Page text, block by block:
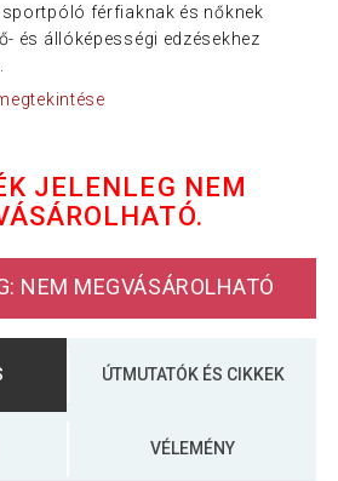
férfiaknak és nőknek
és állóképességi edzésekhez
JELENLEG NEM
NEM MEGVÁSÁROLHATÓ
ÚTMUTATÓK ÉS CIKKEK
VÉLEMÉNY